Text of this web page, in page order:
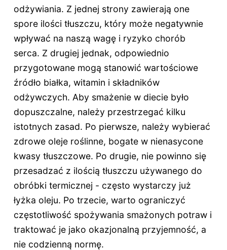
odżywiania. Z jednej strony zawierają one
spore ilości tłuszczu, który może negatywnie
wpływać na naszą wagę i ryzyko chorób
serca. Z drugiej jednak, odpowiednio
przygotowane mogą stanowić wartościowe
źródło białka, witamin i składników
odżywczych. Aby smażenie w diecie było
dopuszczalne, należy przestrzegać kilku
istotnych zasad. Po pierwsze, należy wybierać
zdrowe oleje roślinne, bogate w nienasycone
kwasy tłuszczowe. Po drugie, nie powinno się
przesadzać z ilością tłuszczu używanego do
obróbki termicznej - często wystarczy już
łyżka oleju. Po trzecie, warto ograniczyć
częstotliwość spożywania smażonych potraw i
traktować je jako okazjonalną przyjemność, a
nie codzienną normę.